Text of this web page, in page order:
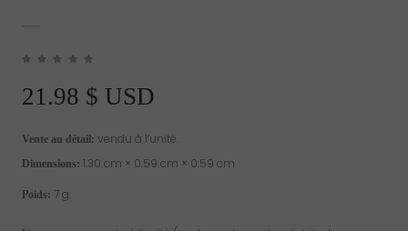
21.98 $ USD
Vente au détail: vendu à l’unité.
Dimensions: 1.30 cm × 0.59 cm × 0.59 cm
Poids: 7 g